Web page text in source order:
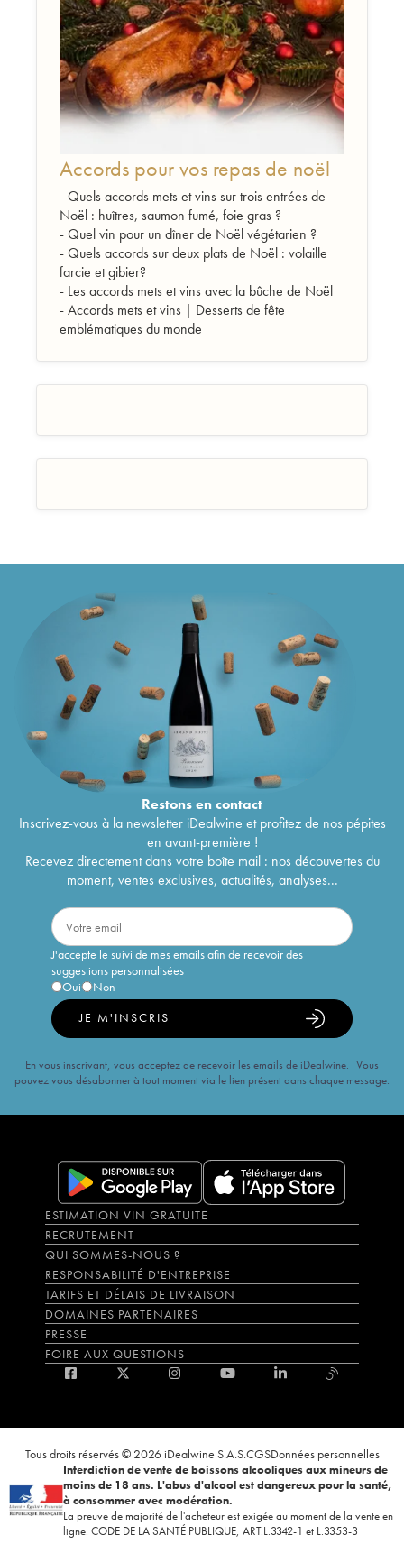
Accords pour vos repas de noël
- Quels accords mets et vins sur trois entrées de
Noël : huîtres, saumon fumé, foie gras ?
- Quel vin pour un dîner de Noël végétarien ?
- Quels accords sur deux plats de Noël : volaille
farcie et gibier?
- Les accords mets et vins avec la bûche de Noël
- Accords mets et vins | Desserts de fête
emblématiques du monde
Restons encontact
Inscrivez-vous à la newsletter iDealwine et profitez de nos pépites
en avant-première !
Recevez directement dans votre boîte mail : nos découvertes du
moment, ventes exclusives, actualités, analyses...
J'accepte le suivi de mes emails afin de recevoir des
suggestions personnalisées
Oui
Non
JE M'INSCRIS
En vous inscrivant, vous acceptez de recevoir les emails de iDealwine. Vous
pouvez vous désabonner à tout moment via le lien présent dans chaque message.
ESTIMATION VIN GRATUITE
RECRUTEMENT
QUI SOMMES-NOUS ?
RESPONSABILITÉ D'ENTREPRISE
TARIFS ET DÉLAIS DE LIVRAISON
DOMAINES PARTENAIRES
PRESSE
FOIRE AUX QUESTIONS
Tous droits réservés © 2026 iDealwine S.A.S.CGSDonnées personnelles
Interdiction de vente de boissons alcooliques aux mineurs de
moins de 18 ans. L'abus d'alcool est dangereux pour la santé,
à consommer avec modération.
La preuve de majorité de l'acheteur est exigée au moment de la vente en
ligne. CODE DE LA SANTÉ PUBLIQUE, ART.L.3342-1 et L.3353-3